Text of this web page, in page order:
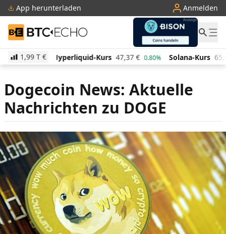
App herunterladen Anmelden
BTC-ECHO
1,99 T €
Kurs 47,37 € 0.80% Solana-Kurs 65,66 € 1.30%
Dogecoin News: Aktuelle
Nachrichten zu DOGE